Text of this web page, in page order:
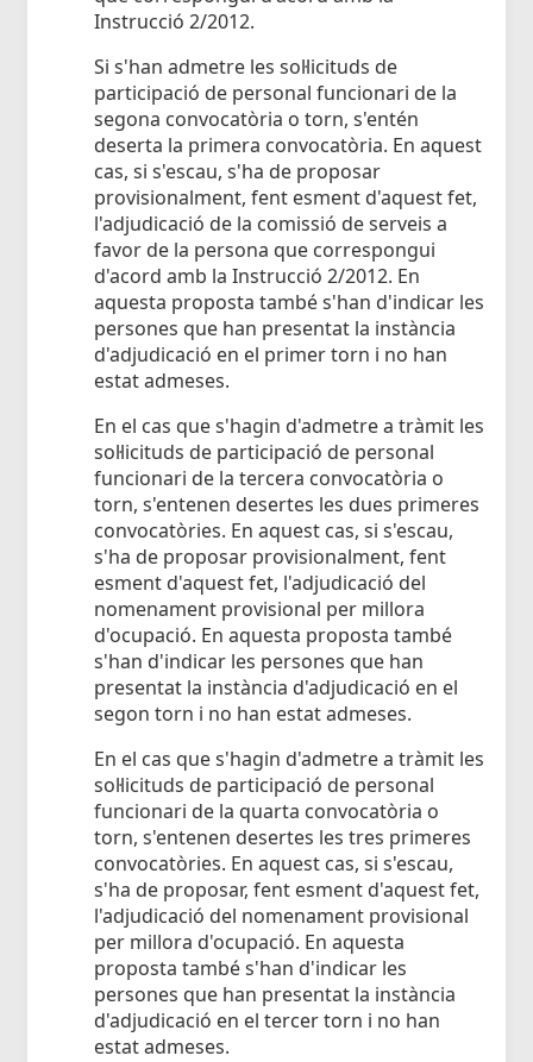
Instrucció 2/2012.
Si s'han admetre les sol·licituds de
participació de personal funcionari de la
segona convocatòria o torn, s'entén
deserta la primera convocatòria. En aquest
cas, si s'escau, s'ha de proposar
provisionalment, fent esment d'aquest fet,
l'adjudicació de la comissió de serveis a
favor de la persona que correspongui
d'acord amb la Instrucció 2/2012. En
aquesta proposta també s'han d'indicar les
persones que han presentat la instància
d'adjudicació en el primer torn i no han
estat admeses.
En el cas que s'hagin d'admetre a tràmit les
sol·licituds de participació de personal
funcionari de la tercera convocatòria o
torn, s'entenen desertes les dues primeres
convocatòries. En aquest cas, si s'escau,
s'ha de proposar provisionalment, fent
esment d'aquest fet, l'adjudicació del
nomenament provisional per millora
d'ocupació. En aquesta proposta també
s'han d'indicar les persones que han
presentat la instància d'adjudicació en el
segon torn i no han estat admeses.
En el cas que s'hagin d'admetre a tràmit les
sol·licituds de participació de personal
funcionari de la quarta convocatòria o
torn, s'entenen desertes les tres primeres
convocatòries. En aquest cas, si s'escau,
s'ha de proposar, fent esment d'aquest fet,
l'adjudicació del nomenament provisional
per millora d'ocupació. En aquesta
proposta també s'han d'indicar les
persones que han presentat la instància
d'adjudicació en el tercer torn i no han
estat admeses.